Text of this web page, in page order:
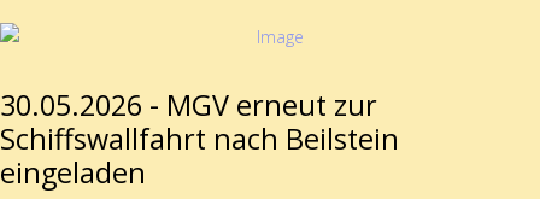
30.05.2026 - MGV erneut zur
Schiffswallfahrt nach Beilstein
eingeladen